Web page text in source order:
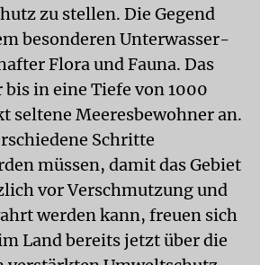
zu stellen. Die Gegend
besonderen Unterwasser-
Flora und Fauna. Das
in eine Tiefe von 1000
seltene Meeresbewohner an.
Schritte
müssen, damit das Gebiet
vor Verschmutzung und
werden kann, freuen sich
Land bereits jetzt über die